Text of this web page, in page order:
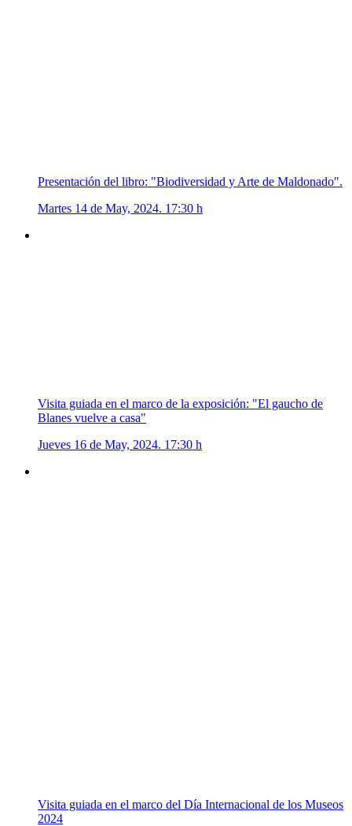
Presentación del libro: "Biodiversidad y Arte de Maldonado".
Martes 14 de May, 2024. 17:30 h
Visita guiada en el marco de la exposición: "El gaucho de
Blanes vuelve a casa"
Jueves 16 de May, 2024. 17:30 h
Visita guiada en el marco del Día Internacional de los Museos
2024